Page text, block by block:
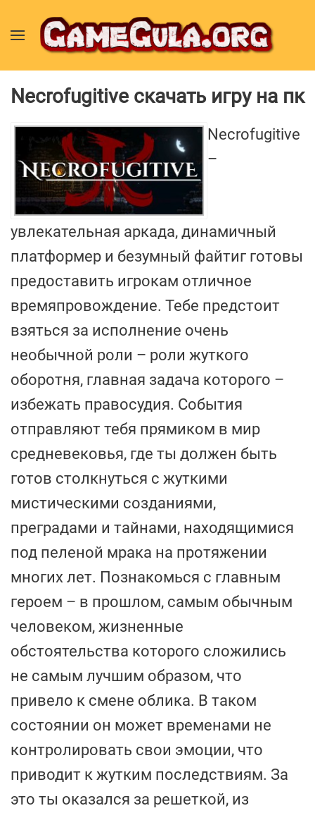
Necrofugitive скачать игру на пк
Necrofugitive
–
увлекательная аркада, динамичный
платформер и безумный файтиг готовы
предоставить игрокам отличное
времяпровождение. Тебе предстоит
взяться за исполнение очень
необычной роли – роли жуткого
оборотня, главная задача которого –
избежать правосудия. События
отправляют тебя прямиком в мир
средневековья, где ты должен быть
готов столкнуться с жуткими
мистическими созданиями,
преградами и тайнами, находящимися
под пеленой мрака на протяжении
многих лет. Познакомься с главным
героем – в прошлом, самым обычным
человеком, жизненные
обстоятельства которого сложились
не самым лучшим образом, что
привело к смене облика. В таком
состоянии он может временами не
контролировать свои эмоции, что
приводит к жутким последствиям. За
это ты оказался за решеткой, из